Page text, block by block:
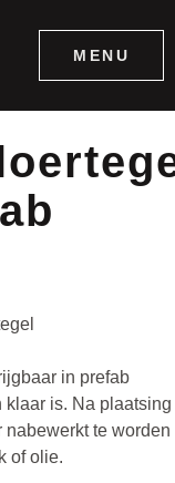
MENU
in prefab
klaar is. Na plaatsing
te worden
of olie.